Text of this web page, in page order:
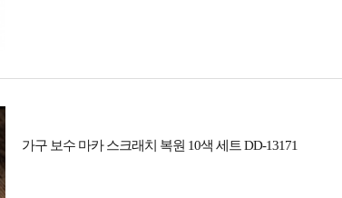
가구 보수 마카 스크래치 복원 10색 세트 DD-13171